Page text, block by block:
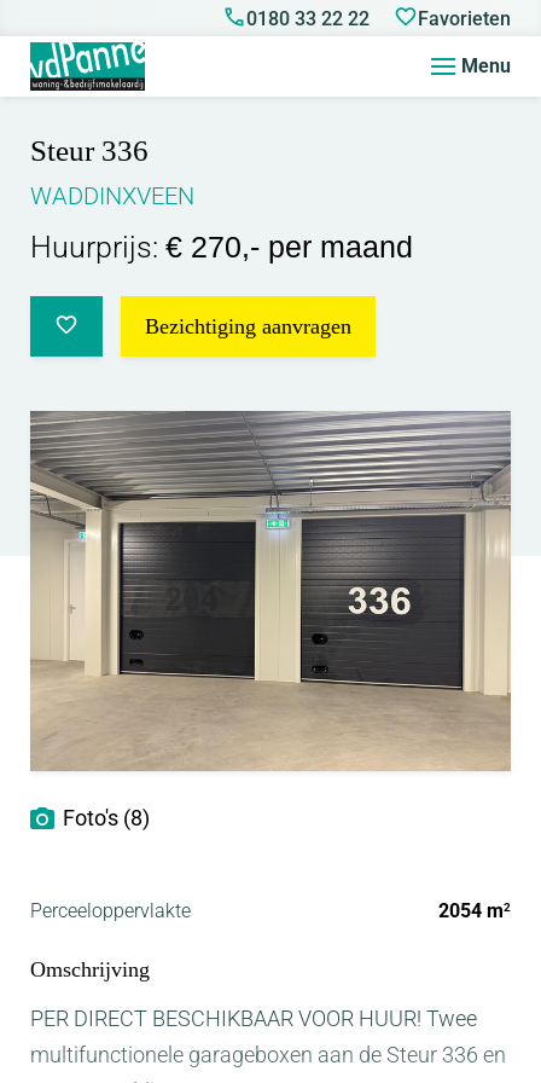
0180 33 22 22 Favorieten
Menu
Steur 336
WADDINXVEEN
Huurprijs: € 270,- per maand
Bezichtiging aanvragen
Foto's (8)
Perceeloppervlakte 2054 m2
Omschrijving
PER DIRECT BESCHIKBAAR VOOR HUUR! Twee
multifunctionele garageboxen aan de Steur 336 en